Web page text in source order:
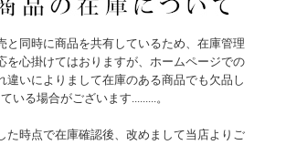
と同時に商品を共有しているため、在庫管理
を心掛けてはおりますが、ホームページでの
違いによりまして在庫のある商品でも欠品し
ている場合がございます.........。
た時点で在庫確認後、改めまして当店よりご